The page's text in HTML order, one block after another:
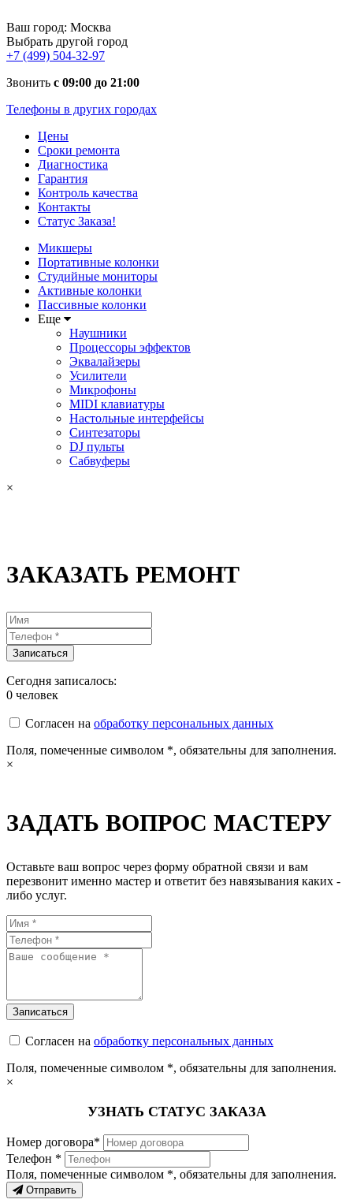
Ваш город: Москва
Выбрать другой город
+7 (499) 504-32-97
Звонить с 09:00 до 21:00
Телефоны в других городах
Цены
Сроки ремонта
Диагностика
Гарантия
Контроль качества
Контакты
Статус Заказа!
Микшеры
Портативные колонки
Студийные мониторы
Активные колонки
Пассивные колонки
Еще
Наушники
Процессоры эффектов
Эквалайзеры
Усилители
Микрофоны
MIDI клавиатуры
Настольные интерфейсы
Синтезаторы
DJ пульты
Сабвуферы
×
ЗАКАЗАТЬ РЕМОНТ
Сегодня записалось:
0 человек
Согласен на обработку персональных данных
Поля, помеченные символом *, обязательны для заполнения.
×
ЗАДАТЬ ВОПРОС МАСТЕРУ
Оставьте ваш вопрос через форму обратной связи и вам
перезвонит именно мастер и ответит без навязывания каких -
либо услуг.
Согласен на обработку персональных данных
Поля, помеченные символом *, обязательны для заполнения.
×
УЗНАТЬ СТАТУС ЗАКАЗА
Номер договора*
Телефон *
Поля, помеченные символом *, обязательны для заполнения.
Отправить